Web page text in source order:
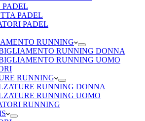
PADEL
PADEL
PADEL
RUNNING
RUNNING DONNA
RUNNING UOMO
RUNNING
RUNNING DONNA
RUNNING UOMO
RUNNING